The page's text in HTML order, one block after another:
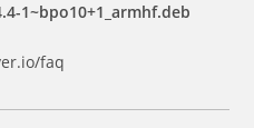
1~bpo10+1_armhf.deb
faq